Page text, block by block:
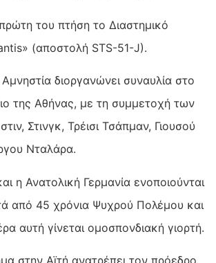
του πτήση το Διαστημικό
(αποστολή STS-51-J).
διοργανώνει συναυλία στο
της Αθήνας, με τη συμμετοχή των
Στινγκ, Τρέισι Τσάπμαν, Γιουσού
Νταλάρα.
η Ανατολική Γερμανία ενοποιούνται
από 45 χρόνια Ψυχρού Πολέμου και
αυτή γίνεται ομοσπονδιακή γιορτή.
στην Αϊτή ανατρέπει τον πρόεδρο